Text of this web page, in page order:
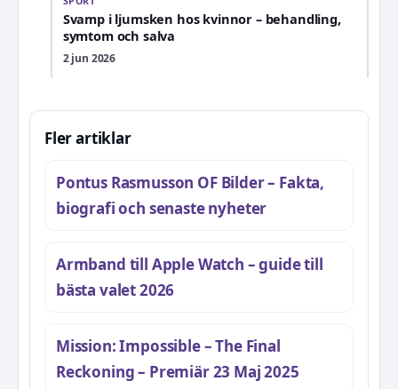
Svamp i ljumsken hos kvinnor – behandling,
symtom och salva
2 jun 2026
Fler artiklar
Pontus Rasmusson OF Bilder – Fakta,
biografi och senaste nyheter
Armband till Apple Watch – guide till
bästa valet 2026
Mission: Impossible – The Final
Reckoning – Premiär 23 Maj 2025